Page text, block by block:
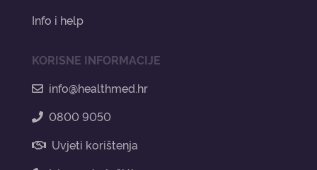
Info i help
KORISNE INFORMACIJE
info@healthmed.hr
0800 9050
Uvjeti korištenja